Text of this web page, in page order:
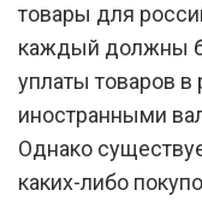
товары для
каждый должны
уплаты товаров в
иностранными
Однако
каких-либо